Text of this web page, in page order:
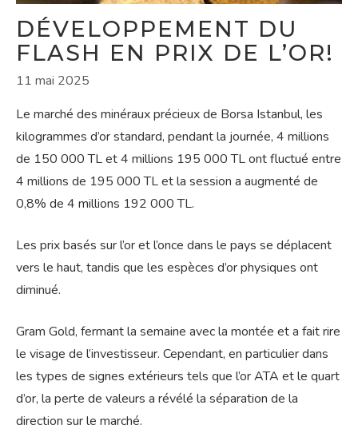
DÉVELOPPEMENT DU
FLASH EN PRIX DE L’OR!
11 mai 2025
Le marché des minéraux précieux de Borsa Istanbul, les
kilogrammes d’or standard, pendant la journée, 4 millions
de 150 000 TL et 4 millions 195 000 TL ont fluctué entre
4 millions de 195 000 TL et la session a augmenté de
0,8% de 4 millions 192 000 TL.
Les prix basés sur l’or et l’once dans le pays se déplacent
vers le haut, tandis que les espèces d’or physiques ont
diminué.
Gram Gold, fermant la semaine avec la montée et a fait rire
le visage de l’investisseur. Cependant, en particulier dans
les types de signes extérieurs tels que l’or ATA et le quart
d’or, la perte de valeurs a révélé la séparation de la
direction sur le marché.